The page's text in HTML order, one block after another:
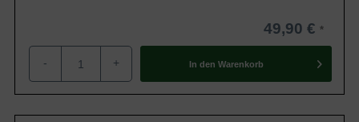
49,90 €
- + In den Warenkorb